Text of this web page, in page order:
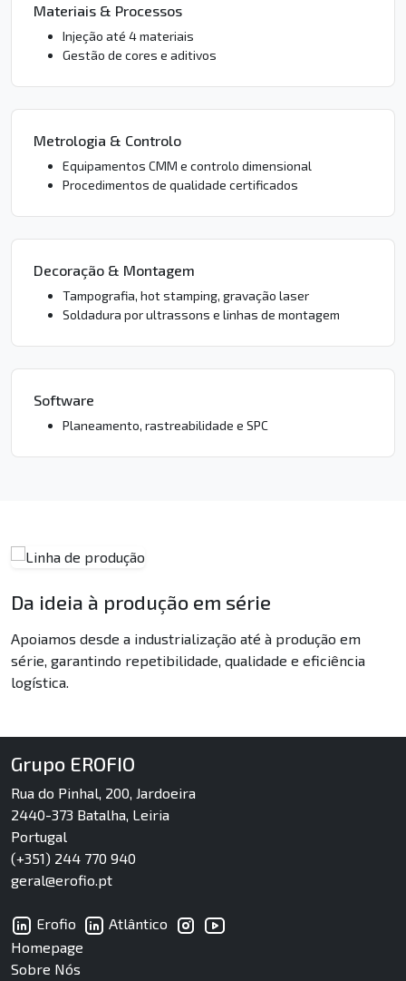
Materiais & Processos
Injeção até 4 materiais
Gestão de cores e aditivos
Metrologia & Controlo
Equipamentos CMM e controlo dimensional
Procedimentos de qualidade certificados
Decoração & Montagem
Tampografia, hot stamping, gravação laser
Soldadura por ultrassons e linhas de montagem
Software
Planeamento, rastreabilidade e SPC
Da ideia à produção em série
Apoiamos desde a industrialização até à produção em
série, garantindo repetibilidade, qualidade e eficiência
logística.
Grupo EROFIO
Rua do Pinhal, 200, Jardoeira
2440-373 Batalha, Leiria
Portugal
(+351) 244 770 940
geral@erofio.pt
Erofio
Atlântico
Homepage
Sobre Nós